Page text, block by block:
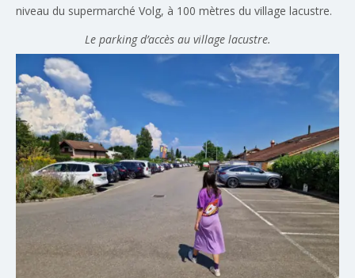
niveau du supermarché Volg, à 100 mètres du village lacustre.
Le parking d’accès au village lacustre.